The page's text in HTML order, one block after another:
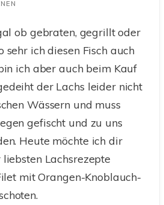
ob gebraten, gegrillt oder
sehr ich diesen Fisch auch
ich aber auch beim Kauf
der Lachs leider nicht
Wässern und muss
gefischt und zu uns
Heute möchte ich dir
Lachsrezepte
mit Orangen-Knoblauch-